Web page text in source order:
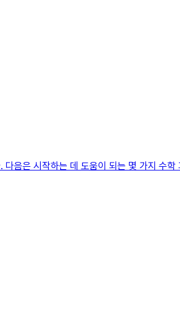
음은 시작하는 데 도움이 되는 몇 가지 수